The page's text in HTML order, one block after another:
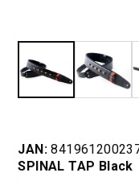
JAN:
SPINAL TAP Black